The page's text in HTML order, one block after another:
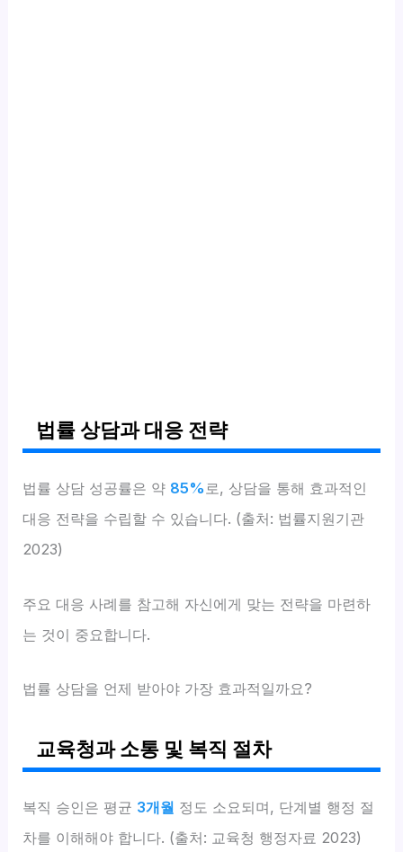
법률 상담과 대응 전략
법률 상담 성공률은 약 85%로, 상담을 통해 효과적인
대응 전략을 수립할 수 있습니다. (출처: 법률지원기관
2023)
주요 대응 사례를 참고해 자신에게 맞는 전략을 마련하
는 것이 중요합니다.
법률 상담을 언제 받아야 가장 효과적일까요?
교육청과 소통 및 복직 절차
복직 승인은 평균 3개월 정도 소요되며, 단계별 행정 절
차를 이해해야 합니다. (출처: 교육청 행정자료 2023)